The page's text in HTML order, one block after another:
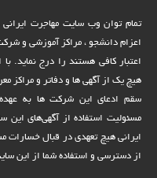
تمام توان وب سایت مهاجرت
اعزام دانشجو ، مراکز آموزشی و
اعتبار کافی هستند را درج نماید.
هیچ یک از آگهی ها و دفاتر و
سقم ادعای این شرکت ها به عهده
مسئولیت استفاده از آگهی‌های
ایرانی هیچ تعهدى در قبال خسارات
از دسترسى و استفاده شما از این